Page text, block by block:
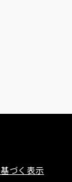
づく表示